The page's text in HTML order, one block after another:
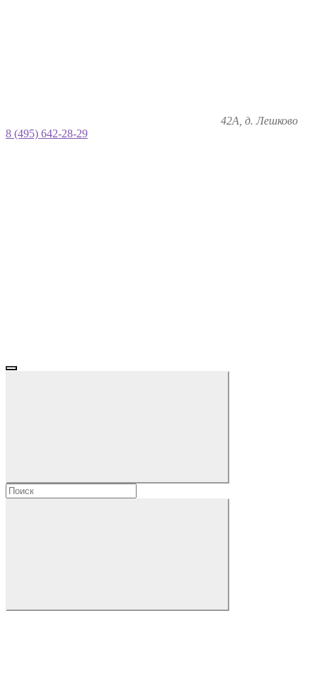
42А, д. Лешково
8 (495) 642-28-29